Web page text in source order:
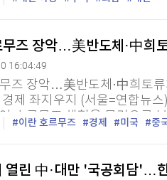
레이딩 투자 북클럽
한 달여 앞으로 다가온 가운
무즈 장악…美반도체·中희
16:04:49
즈 장악…美반도체·中희토
제 좌지우지 (서울=연합뉴
호르무즈 해협을 무력으로
프 대통령을 압박한 끝에 결국
이란 호르무즈 경제 미국 중
열린 中·대만 '국공회담'…